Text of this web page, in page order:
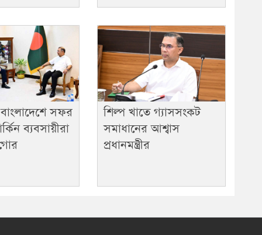
সফর
ব্যবসায়ীরা
শিল্প খাতে গ্যাসসংকট
সমাধানের আশ্বাস
প্রধানমন্ত্রীর